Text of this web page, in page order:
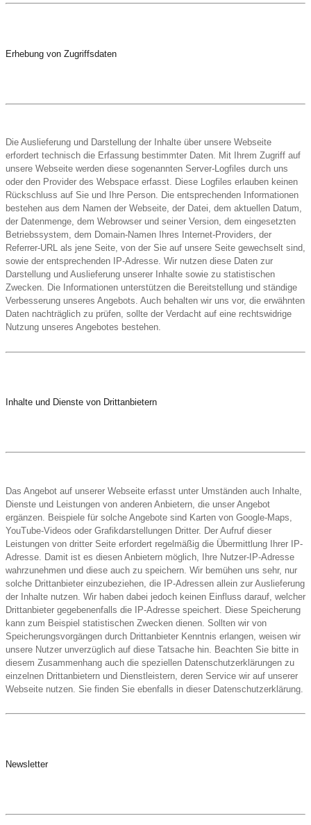
Erhebung von Zugriffsdaten
Die Auslieferung und Darstellung der Inhalte über unsere Webseite
erfordert technisch die Erfassung bestimmter Daten. Mit Ihrem Zugriff auf
unsere Webseite werden diese sogenannten Server-Logfiles durch uns
oder den Provider des Webspace erfasst. Diese Logfiles erlauben keinen
Rückschluss auf Sie und Ihre Person. Die entsprechenden Informationen
bestehen aus dem Namen der Webseite, der Datei, dem aktuellen Datum,
der Datenmenge, dem Webrowser und seiner Version, dem eingesetzten
Betriebssystem, dem Domain-Namen Ihres Internet-Providers, der
Referrer-URL als jene Seite, von der Sie auf unsere Seite gewechselt sind,
sowie der entsprechenden IP-Adresse. Wir nutzen diese Daten zur
Darstellung und Auslieferung unserer Inhalte sowie zu statistischen
Zwecken. Die Informationen unterstützen die Bereitstellung und ständige
Verbesserung unseres Angebots. Auch behalten wir uns vor, die erwähnten
Daten nachträglich zu prüfen, sollte der Verdacht auf eine rechtswidrige
Nutzung unseres Angebotes bestehen.
Inhalte und Dienste von Drittanbietern
Das Angebot auf unserer Webseite erfasst unter Umständen auch Inhalte,
Dienste und Leistungen von anderen Anbietern, die unser Angebot
ergänzen. Beispiele für solche Angebote sind Karten von Google-Maps,
YouTube-Videos oder Grafikdarstellungen Dritter. Der Aufruf dieser
Leistungen von dritter Seite erfordert regelmäßig die Übermittlung Ihrer IP-
Adresse. Damit ist es diesen Anbietern möglich, Ihre Nutzer-IP-Adresse
wahrzunehmen und diese auch zu speichern. Wir bemühen uns sehr, nur
solche Drittanbieter einzubeziehen, die IP-Adressen allein zur Auslieferung
der Inhalte nutzen. Wir haben dabei jedoch keinen Einfluss darauf, welcher
Drittanbieter gegebenenfalls die IP-Adresse speichert. Diese Speicherung
kann zum Beispiel statistischen Zwecken dienen. Sollten wir von
Speicherungsvorgängen durch Drittanbieter Kenntnis erlangen, weisen wir
unsere Nutzer unverzüglich auf diese Tatsache hin. Beachten Sie bitte in
diesem Zusammenhang auch die speziellen Datenschutzerklärungen zu
einzelnen Drittanbietern und Dienstleistern, deren Service wir auf unserer
Webseite nutzen. Sie finden Sie ebenfalls in dieser Datenschutzerklärung.
Newsletter